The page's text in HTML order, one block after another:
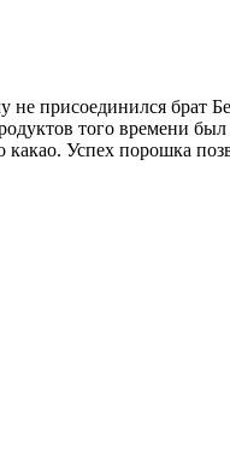
не присоединился брат
того времени был
Успех порошка